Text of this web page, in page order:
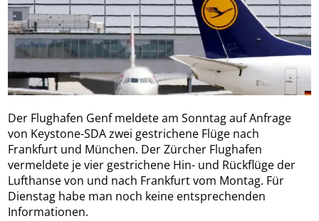
Der Flughafen Genf meldete am Sonntag auf Anfrage
von Keystone-SDA zwei gestrichene Flüge nach
Frankfurt und München. Der Zürcher Flughafen
vermeldete je vier gestrichene Hin- und Rückflüge der
Lufthanse von und nach Frankfurt vom Montag. Für
Dienstag habe man noch keine entsprechenden
Informationen.